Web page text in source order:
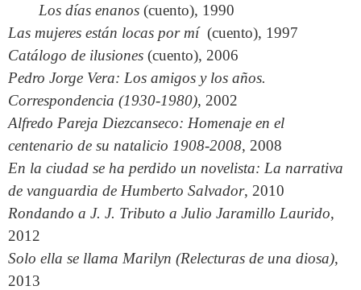
Los días enanos (cuento), 1990
Las mujeres están locas por mí (cuento), 1997
Catálogo de ilusiones (cuento), 2006
Pedro Jorge Vera: Los amigos y los años.
Correspondencia (1930-1980), 2002
Alfredo Pareja Diezcanseco: Homenaje en el
centenario de su natalicio 1908-2008, 2008
En la ciudad se ha perdido un novelista: La narrativa
de vanguardia de Humberto Salvador, 2010
Rondando a J. J. Tributo a Julio Jaramillo Laurido,
2012
Solo ella se llama Marilyn (Relecturas de una diosa),
2013